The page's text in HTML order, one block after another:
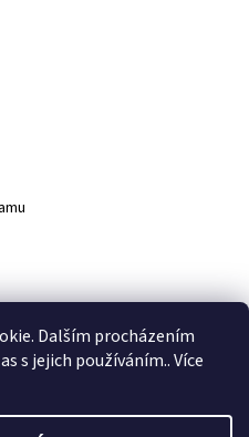
Dalším procházením
s jejich používáním.. Více